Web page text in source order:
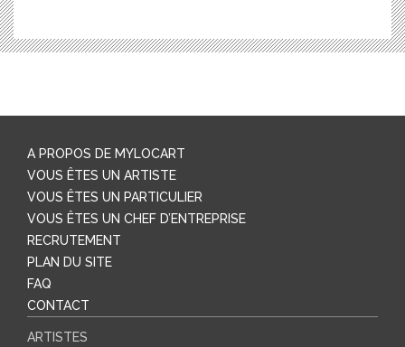
A PROPOS DE MYLOCART
VOUS ÊTES UN ARTISTE
VOUS ÊTES UN PARTICULIER
VOUS ÊTES UN CHEF D’ENTREPRISE
RECRUTEMENT
PLAN DU SITE
FAQ
CONTACT
ARTISTES